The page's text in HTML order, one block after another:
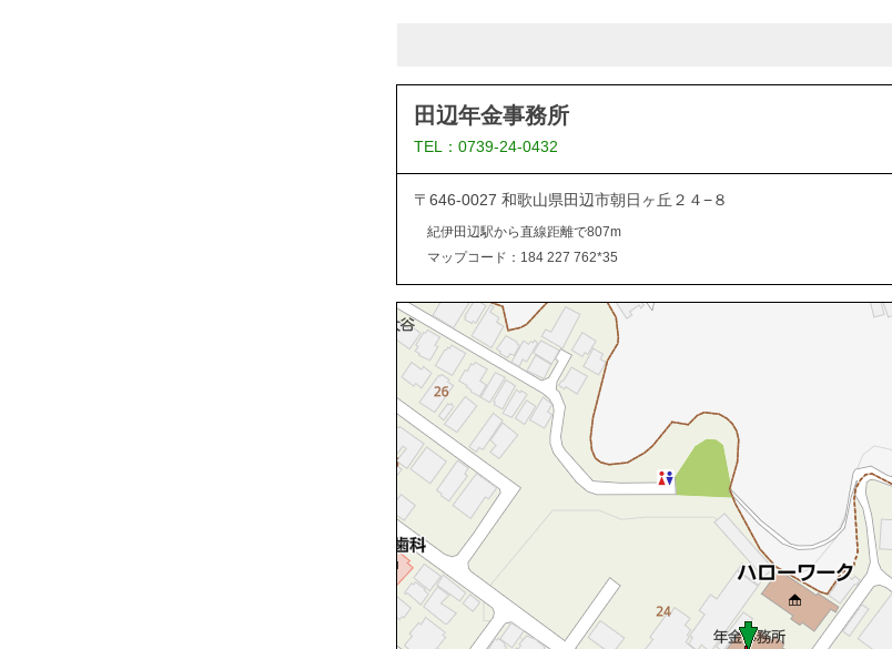
田辺年金事務所
TEL：0739-24-0432
〒646-0027 和歌山県田辺市朝日ヶ丘２４−８
紀伊田辺駅から直線距離で807m
マップコード：184 227 762*35